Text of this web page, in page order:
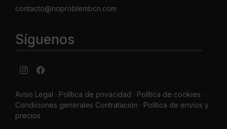
contacto@noproblembcn.com
Síguenos
Aviso Legal · Política de privacidad · Política de cookies ·
Condiciones generales Contratación · Política de envíos y
precios